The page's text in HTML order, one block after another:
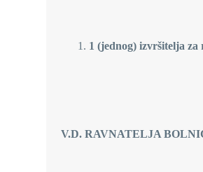
1 (jednog) izvršitelja
V.D. RAVNATELJA
doc.dr.sc.